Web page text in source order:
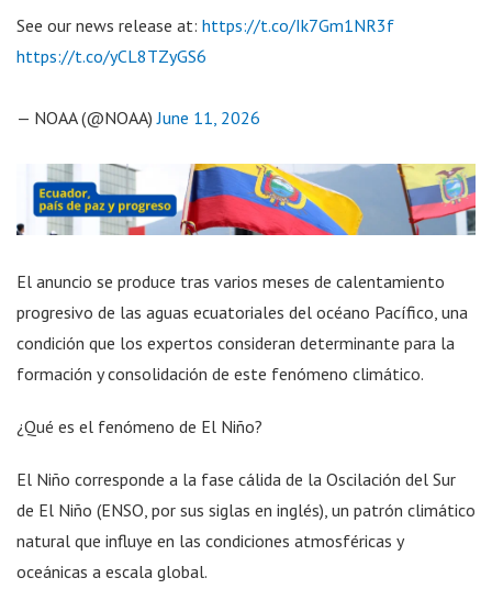
See our news release at: https://t.co/Ik7Gm1NR3f
https://t.co/yCL8TZyGS6
— NOAA (@NOAA)June 11, 2026
El anuncio se produce tras varios meses de calentamiento
progresivo de las aguas ecuatoriales del océano Pacífico, una
condición que los expertos consideran determinante para la
formación y consolidación de este fenómeno climático.
¿Qué es el fenómeno de El Niño?
El Niño corresponde a la fase cálida de la Oscilación del Sur
de El Niño (ENSO, por sus siglas en inglés), un patrón climático
natural que influye en las condiciones atmosféricas y
oceánicas a escala global.